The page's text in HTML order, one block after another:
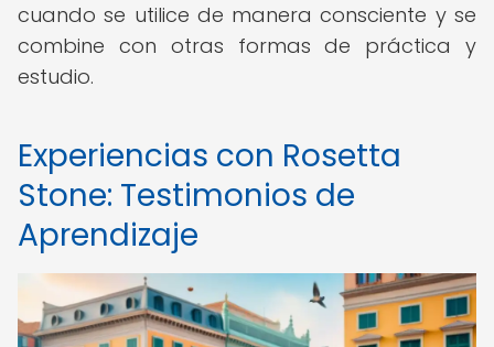
cuando se utilice de manera consciente y se
combine con otras formas de práctica y
estudio.
Experiencias con Rosetta
Stone: Testimonios de
Aprendizaje